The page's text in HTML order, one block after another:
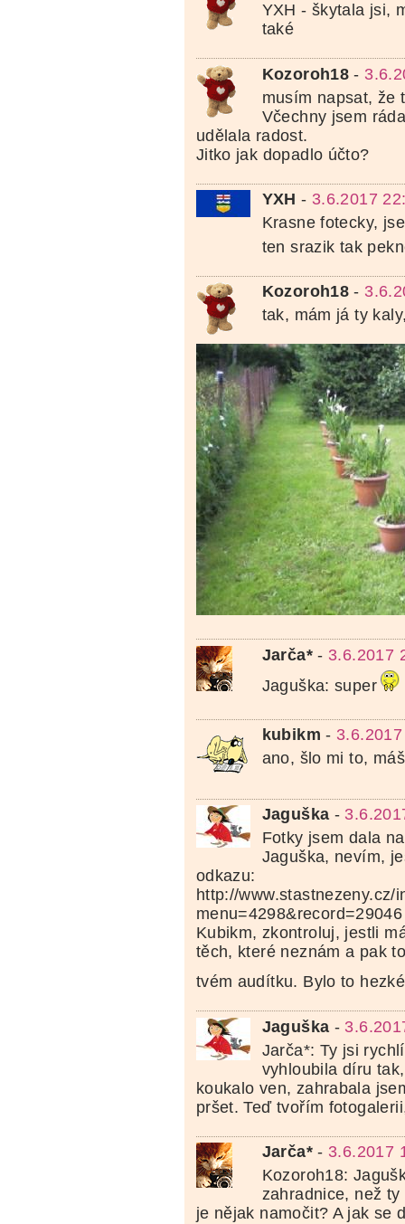
YXH - škytala jsi,
také
Kozoroh18 -
musím napsat, že
Včechny jsem
udělala radost.
Jitko jak dopadlo účto?
YXH - 3.6.2017
Krasne fotecky,
ten srazik tak
Kozoroh18 -
tak, mám já ty
Jarča*- 3.6.2017
Jaguška: super
kubikm -
ano, šlo mi to,
Jaguška -
Fotky jsem dala
Jaguška, nevím,
odkazu:
http://www.stastnezeny.cz/
menu=4298&record=29046
Kubikm, zkontroluj, jestli
těch, které neznám a pak
tvém audítku. Bylo to
Jaguška -
Jarča*: Ty jsi
vyhloubila díru
koukalo ven, zahrabala
pršet. Teď tvořím
Jarča*- 3.6.2017
Kozoroh18:
zahradnice, než
je nějak namočit? A jak se